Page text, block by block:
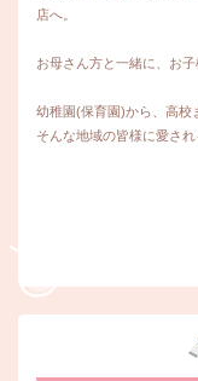
店へ。
お母さん方と一緒に、お
幼稚園(保育園)から、高校
そんな地域の皆様に愛さ